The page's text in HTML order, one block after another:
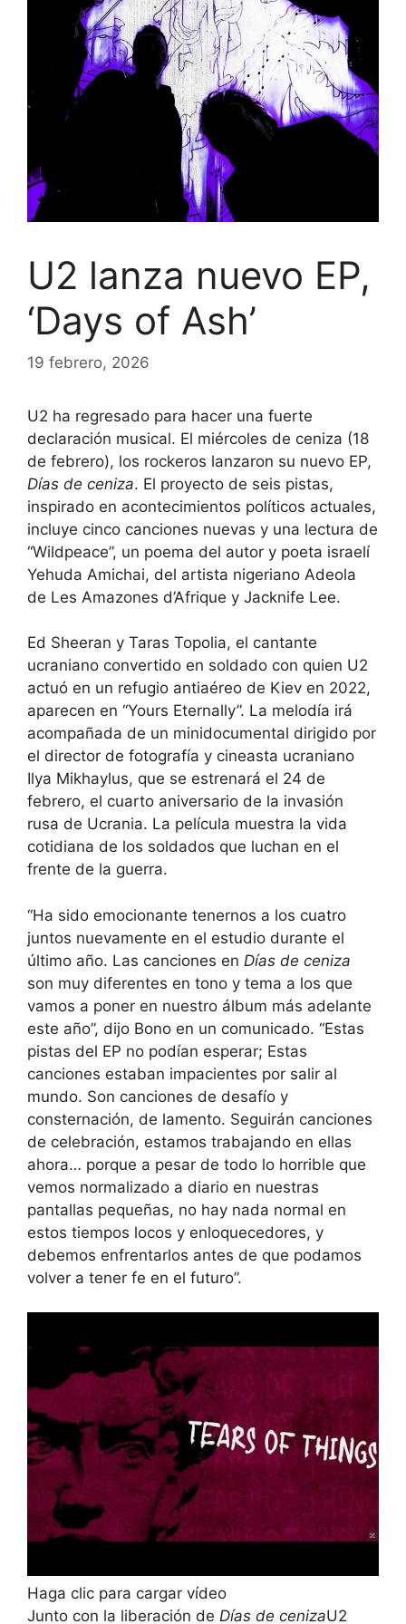
U2 lanza nuevo EP,
‘Days of Ash’
19 febrero, 2026
U2 ha regresado para hacer una fuerte
declaración musical. El miércoles de ceniza (18
de febrero), los rockeros lanzaron su nuevo EP,
Días de ceniza. El proyecto de seis pistas,
inspirado en acontecimientos políticos actuales,
incluye cinco canciones nuevas y una lectura de
“Wildpeace”, un poema del autor y poeta israelí
Yehuda Amichai, del artista nigeriano Adeola
de Les Amazones d’Afrique y Jacknife Lee.
Ed Sheeran y Taras Topolia, el cantante
ucraniano convertido en soldado con quien U2
actuó en un refugio antiaéreo de Kiev en 2022,
aparecen en “Yours Eternally”. La melodía irá
acompañada de un minidocumental dirigido por
el director de fotografía y cineasta ucraniano
Ilya Mikhaylus, que se estrenará el 24 de
febrero, el cuarto aniversario de la invasión
rusa de Ucrania. La película muestra la vida
cotidiana de los soldados que luchan en el
frente de la guerra.
“Ha sido emocionante tenernos a los cuatro
juntos nuevamente en el estudio durante el
último año. Las canciones en Días de ceniza
son muy diferentes en tono y tema a los que
vamos a poner en nuestro álbum más adelante
este año”, dijo Bono en un comunicado. “Estas
pistas del EP no podían esperar; Estas
canciones estaban impacientes por salir al
mundo. Son canciones de desafío y
consternación, de lamento. Seguirán canciones
de celebración, estamos trabajando en ellas
ahora… porque a pesar de todo lo horrible que
vemos normalizado a diario en nuestras
pantallas pequeñas, no hay nada normal en
estos tiempos locos y enloquecedores, y
debemos enfrentarlos antes de que podamos
volver a tener fe en el futuro”.
Haga clic para cargar vídeo
Junto con la liberación de Días de cenizaU2